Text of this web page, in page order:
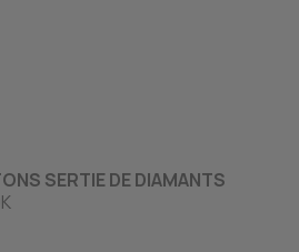
SERTIE DE DIAMANTS